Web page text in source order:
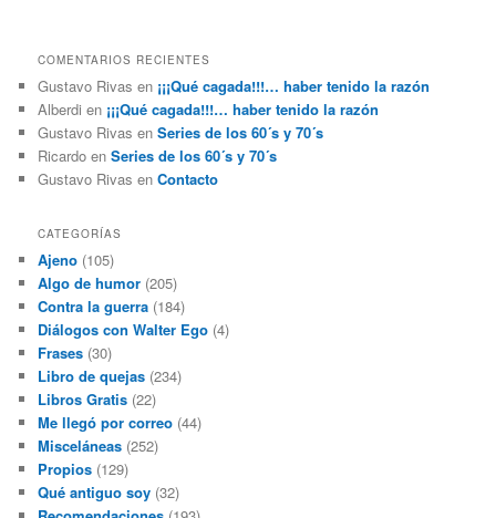
COMENTARIOS RECIENTES
Gustavo Rivas en ¡¡¡Qué cagada!!!… haber tenido la razón
Alberdi en ¡¡¡Qué cagada!!!… haber tenido la razón
Gustavo Rivas enSeries de los 60´s y 70´s
Ricardo enSeries de los 60´s y 70´s
Gustavo Rivas enContacto
CATEGORÍAS
Ajeno (105)
Algo de humor (205)
Contra la guerra (184)
Diálogos con Walter Ego (4)
Frases (30)
Libro de quejas (234)
Libros Gratis (22)
Me llegó por correo (44)
Misceláneas (252)
Propios (129)
Qué antiguo soy (32)